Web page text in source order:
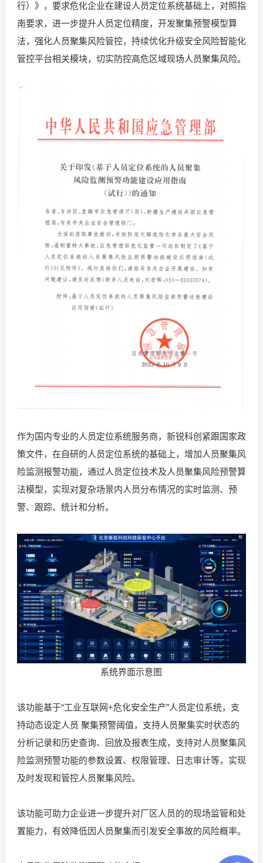
行）》，要求危化企业在建设人员定位系统基础上，对照指
南要求，进一步提升人员定位精度，开发聚集预警模型算
法，强化人员聚集风险管控，持续优化升级安全风险智能化
管控平台相关模块，切实防控高危区域现场人员聚集风险。
作为国内专业的人员定位系统服务商，新锐科创紧跟国家政
策文件，在自研的人员定位系统的基础上，增加人员聚集风
险监测报警功能，通过人员定位技术及人员聚集风险预警算
法模型，实现对复杂场景内人员分布情况的实时监测、预
警、跟踪、统计和分析。
系统界面示意图
该功能基于“工业互联网+危化安全生产”人员定位系统，支
持动态设定人员 聚集预警阈值，支持人员聚集实时状态的
分析记录和历史查询、回放及报表生成，支持对人员聚集风
险监测预警功能的参数设置、权限管理、日志审计等，实现
及时发现和管控人员聚集风险。
该功能可助力企业进一步提升对厂区人员的的现场监管和处
置能力，有效降低因人员聚集而引发安全事故的风险概率。